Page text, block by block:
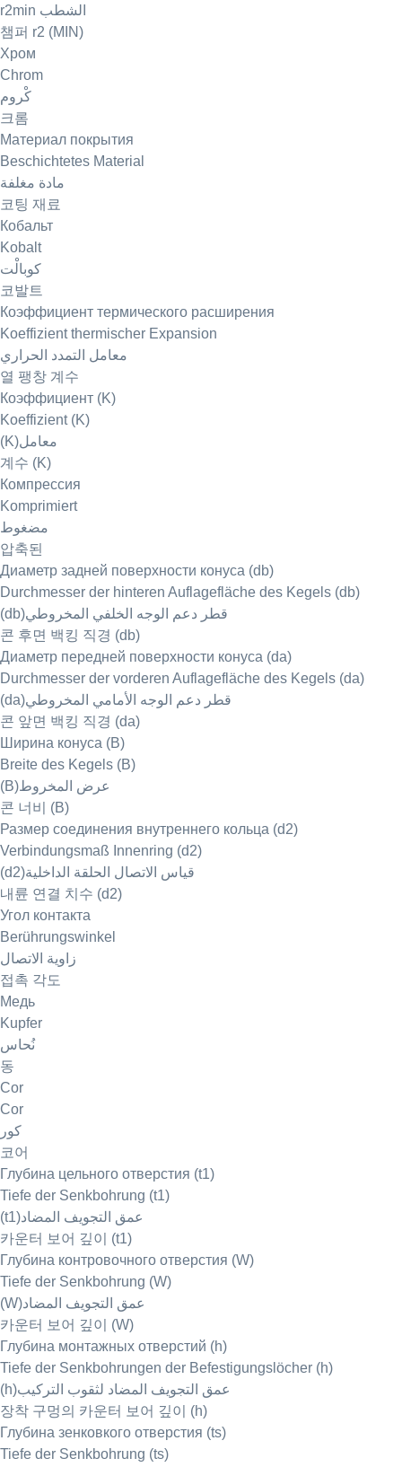
r2min الشطب
챔퍼 r2 (MIN)
Хром
Chrom
كْروم
크롬
Материал покрытия
Beschichtetes Material
مادة مغلفة
코팅 재료
Кобальт
Kobalt
كوبالْت
코발트
Коэффициент термического расширения
Koeffizient thermischer Expansion
معامل التمدد الحراري
열 팽창 계수
Коэффициент (K)
Koeffizient (K)
(K)معامل
계수 (K)
Компрессия
Komprimiert
مضغوط
압축된
Диаметр задней поверхности конуса (db)
Durchmesser der hinteren Auflagefläche des Kegels (db)
(db)قطر دعم الوجه الخلفي المخروطي
콘 후면 백킹 직경 (db)
Диаметр передней поверхности конуса (da)
Durchmesser der vorderen Auflagefläche des Kegels (da)
(da)قطر دعم الوجه الأمامي المخروطي
콘 앞면 백킹 직경 (da)
Ширина конуса (B)
Breite des Kegels (B)
(B)عرض المخروط
콘 너비 (B)
Размер соединения внутреннего кольца (d2)
Verbindungsmaß Innenring (d2)
(d2)قياس الاتصال الحلقة الداخلية
내륜 연결 치수 (d2)
Угол контакта
Berührungswinkel
زاوية الاتصال
접촉 각도
Медь
Kupfer
نُحاس
동
Cor
Cor
كور
코어
Глубина цельного отверстия (t1)
Tiefe der Senkbohrung (t1)
(t1)عمق التجويف المضاد
카운터 보어 깊이 (t1)
Глубина контровочного отверстия (W)
Tiefe der Senkbohrung (W)
(W)عمق التجويف المضاد
카운터 보어 깊이 (W)
Глубина монтажных отверстий (h)
Tiefe der Senkbohrungen der Befestigungslöcher (h)
(h)عمق التجويف المضاد لثقوب التركيب
장착 구멍의 카운터 보어 깊이 (h)
Глубина зенковкого отверстия (ts)
Tiefe der Senkbohrung (ts)